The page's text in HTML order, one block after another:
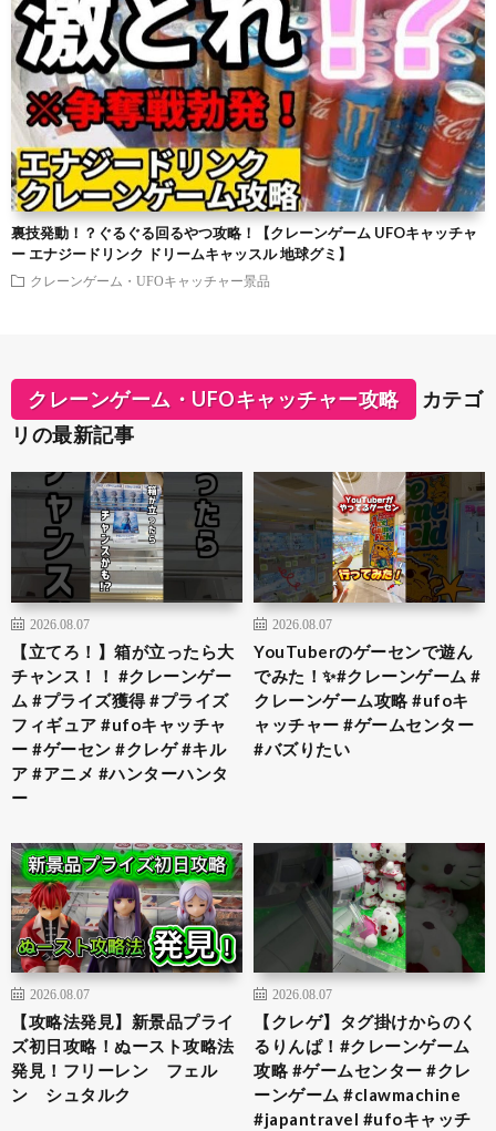
裏技発動！？ぐるぐる回るやつ攻略！【クレーンゲーム UFOキャッチャ
ー エナジードリンク ドリームキャッスル 地球グミ】
クレーンゲーム・UFOキャッチャー景品
クレーンゲーム・UFOキャッチャー攻略
カテゴ
リの最新記事
2026.08.07
【立てろ！】箱が立ったら大
チャンス！！ #クレーンゲー
ム #プライズ獲得 #プライズ
フィギュア #ufoキャッチャ
ー #ゲーセン #クレゲ #キル
ア #アニメ #ハンターハンタ
ー
2026.08.07
YouTuberのゲーセンで遊ん
でみた！✨#クレーンゲーム #
クレーンゲーム攻略 #ufoキ
ャッチャー #ゲームセンター
#バズりたい
2026.08.07
【攻略法発見】新景品プライ
ズ初日攻略！ぬースト攻略法
発見！フリーレン フェル
ン シュタルク
2026.08.07
【クレゲ】タグ掛けからのく
るりんぱ！#クレーンゲーム
攻略 #ゲームセンター #クレ
ーンゲーム #clawmachine
#japantravel #ufoキャッチ